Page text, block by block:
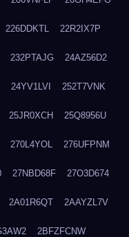
226DDKTL 22R2IX7P
232PTAJG 24AZ56D2
24YV1LVI 252T7VNK
25JR0XCH 25Q8956U
270L4YOL 276UFPNM
27NBD68F 27O3D674
2A01R6QT 2AAYZL7V
2BFZFCNW